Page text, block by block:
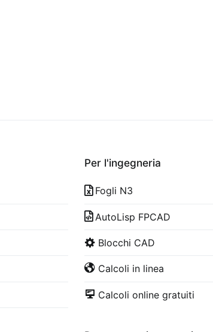
Per l'ingegneria
Fogli N3
AutoLisp FPCAD
Blocchi CAD
Calcoli in linea
Calcoli online gratuiti